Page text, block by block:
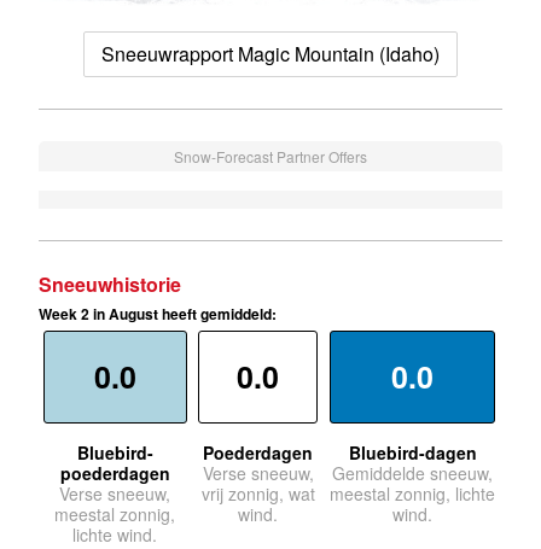
Sneeuwrapport Magic Mountain (Idaho)
Snow-Forecast Partner Offers
Sneeuwhistorie
Week 2 in August heeft gemiddeld:
0.0
Bluebird-
poederdagen
Verse sneeuw,
meestal zonnig,
lichte wind.
0.0
Poederdagen
Verse sneeuw,
vrij zonnig, wat
wind.
0.0
Bluebird-dagen
Gemiddelde sneeuw,
meestal zonnig, lichte
wind.